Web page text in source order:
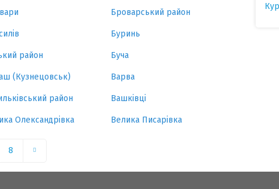
Броварський район
Буринь
район Буча
(Кузнецовськ) Варва
район Вашківці
Олександрівка Велика Писарівка
8